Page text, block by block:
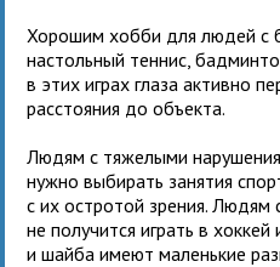
Хорошим хобби для людей с
настольный теннис,
в этих играх глаза активно
расстояния до объекта.
Людям с тяжелыми
нужно выбирать занятия
с их остротой зрения. Людям
не получится играть в
и шайба имеют маленькие